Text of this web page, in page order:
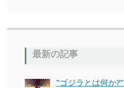
最新の記事
”ゴジラとは何か